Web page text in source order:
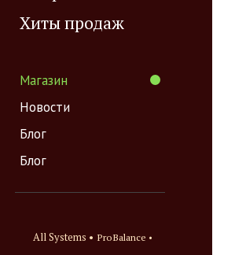
Хиты продаж
Магазин
Новости
Блог
Блог
All Systems • ProBalance •